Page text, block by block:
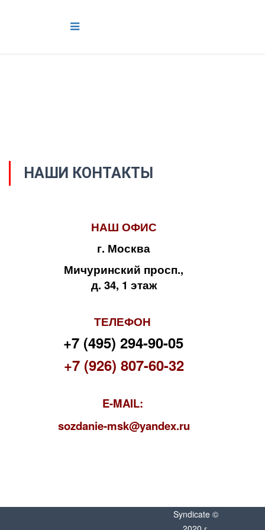
НАШИ КОНТАКТЫ
НАШ ОФИС
г. Москва
Мичуринский просп.,
д. 34, 1 этаж
ТЕЛЕФОН
+7 (495) 294-90-05
+7 (926) 807-60-32
E-MAIL:
sozdanie-msk@yandex.ru
Syndicate ©